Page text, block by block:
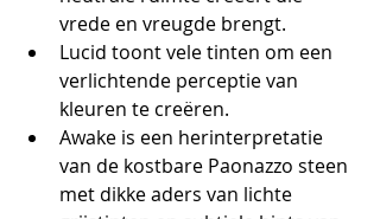
vrede en vreugde brengt.
Lucid toont vele tinten om een
verlichtende perceptie van
kleuren te creëren.
Awake is een herinterpretatie
van de kostbare Paonazzo steen
met dikke aders van lichte